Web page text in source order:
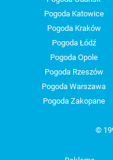
Pogoda Katowice
Pogoda Kraków
Pogoda Łódź
Pogoda Opole
Pogoda Rzeszów
Pogoda Warszawa
Pogoda Zakopane
©